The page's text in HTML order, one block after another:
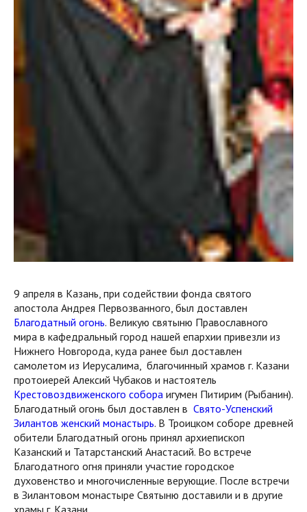
9 апреля в Казань, при содействии фонда святого
апостола Андрея Первозванного, был доставлен
Благодатный огонь. Великую святыню Православного
мира в кафедральный город нашей епархии привезли из
Нижнего Новгорода, куда ранее был доставлен
самолетом из Иерусалима, благочинный храмов г. Казани
протоиерей Алексий Чубаков и настоятель
Крестовоздвиженского собора игумен Питирим (Рыбанин).
Благодатный огонь был доставлен в Свято-Успенский
Зилантов женский монастырь. В Троицком соборе древней
обители Благодатный огонь принял архиепископ
Казанский и Татарстанский Анастасий. Во встрече
Благодатного огня приняли участие городское
духовенство и многочисленные верующие. После встречи
в Зилантовом монастыре Святыню доставили и в другие
храмы г. Казани.